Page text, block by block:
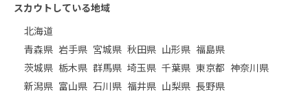
スカウトしている地域
北海道
青森県 岩手県 宮城県 秋田県 山形県 福島県
茨城県 栃木県 群馬県 埼玉県 千葉県 東京都 神奈川県
新潟県 富山県 石川県 福井県 山梨県 長野県